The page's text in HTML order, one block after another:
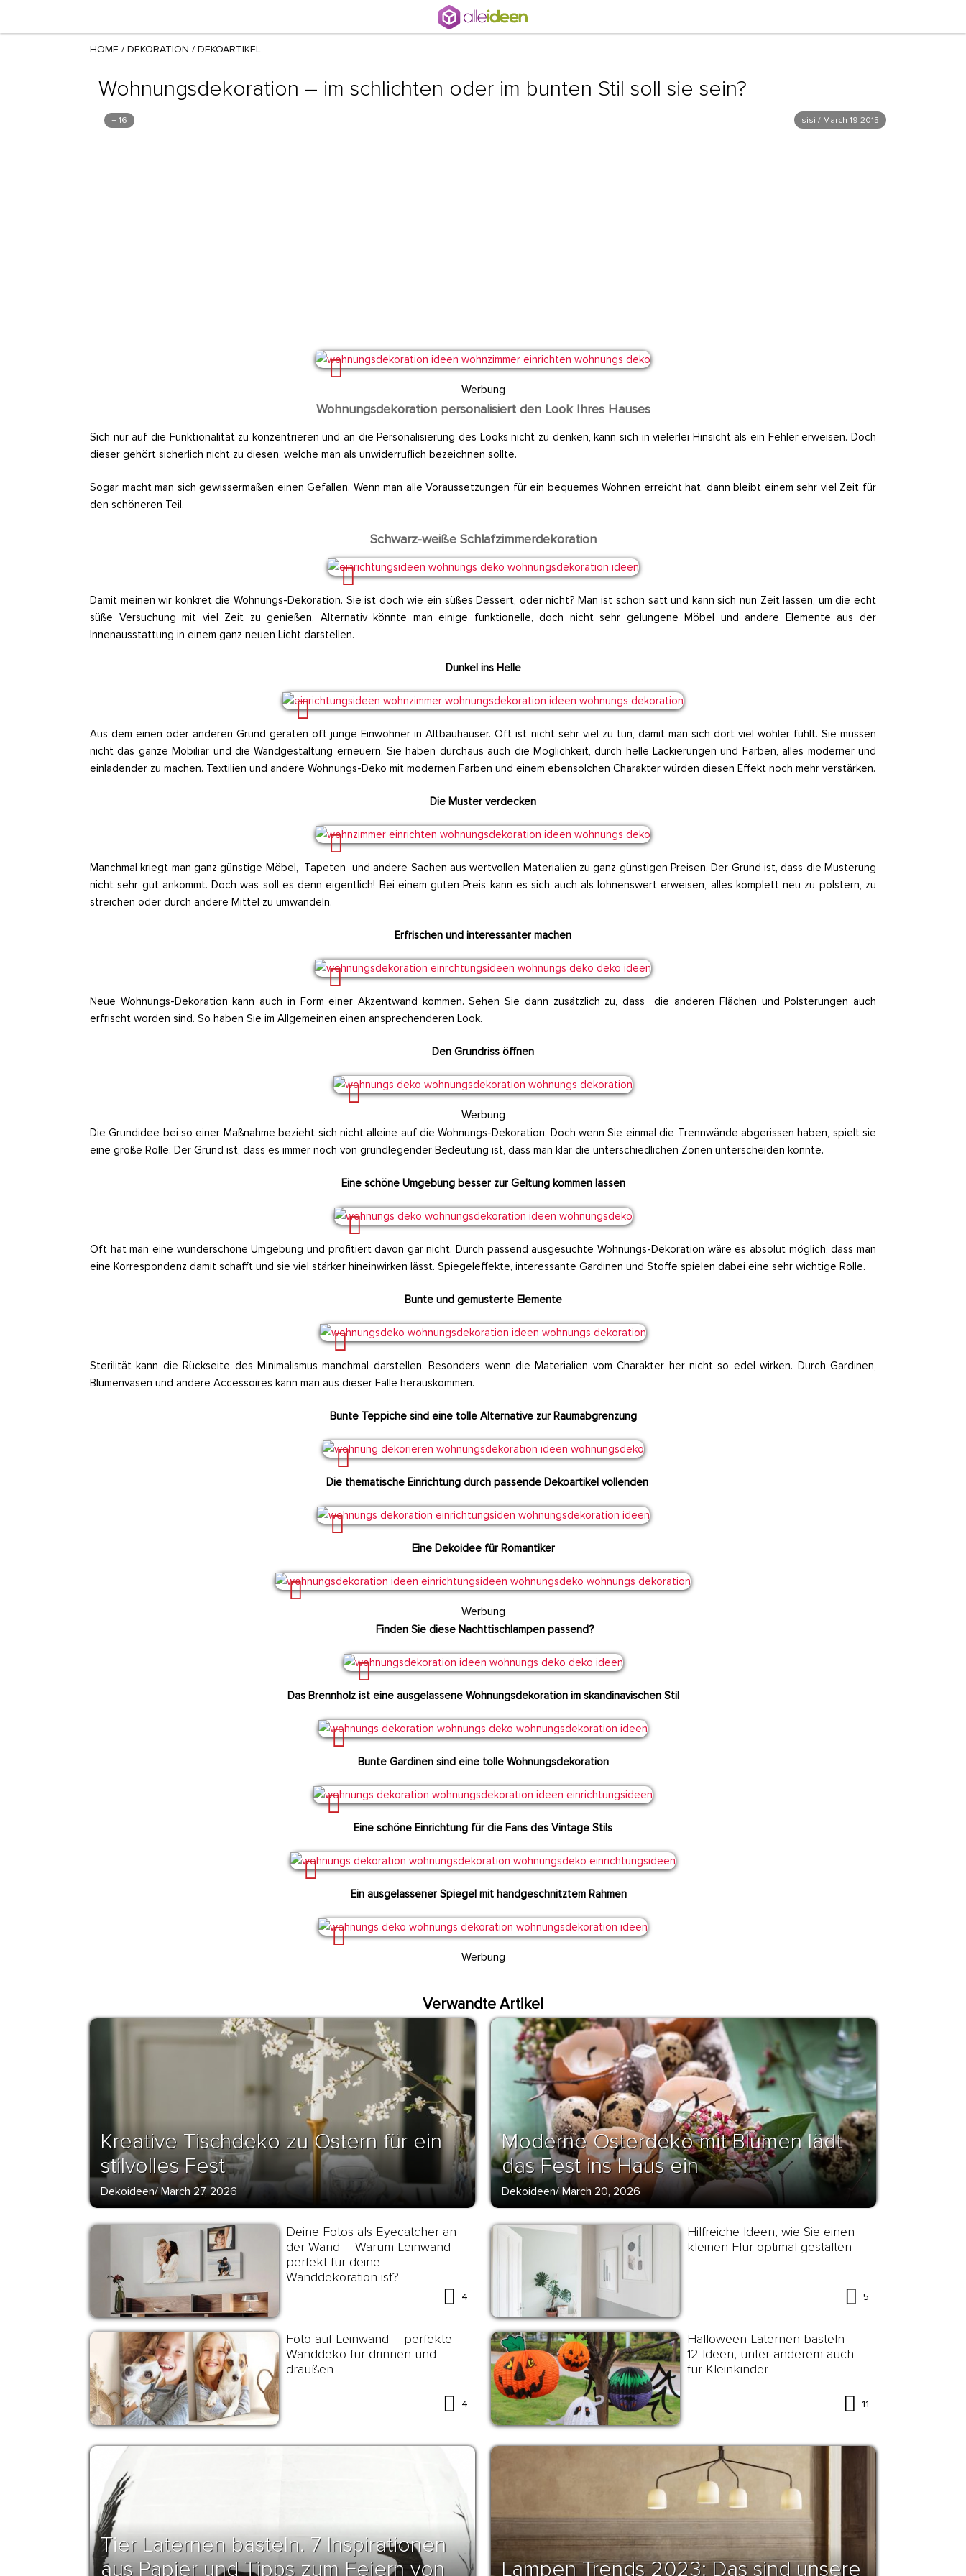
HOME / DEKORATION / DEKOARTIKEL
Wohnungsdekoration – im schlichten oder im bunten Stil soll sie sein?
+ 16 sisi / March 19 2015
Werbung
Wohnungsdekoration personalisiert den Look Ihres Hauses
Sich nur auf die Funktionalität zu konzentrieren und an die Personalisierung des Looks nicht zu denken, kann sich in vielerlei Hinsicht als ein Fehler erweisen. Doch
dieser gehört sicherlich nicht zu diesen, welche man als unwiderruflich bezeichnen sollte.
Sogar macht man sich gewissermaßen einen Gefallen. Wenn man alle Voraussetzungen für ein bequemes Wohnen erreicht hat, dann bleibt einem sehr viel Zeit für
den schöneren Teil.
Schwarz-weiße Schlafzimmerdekoration
Damit meinen wir konkret die Wohnungs-Dekoration. Sie ist doch wie ein süßes Dessert, oder nicht? Man ist schon satt und kann sich nun Zeit lassen, um die echt
süße Versuchung mit viel Zeit zu genießen. Alternativ könnte man einige funktionelle, doch nicht sehr gelungene Möbel und andere Elemente aus der
Innenausstattung in einem ganz neuen Licht darstellen.
Dunkel ins Helle
Aus dem einen oder anderen Grund geraten oft junge Einwohner in Altbauhäuser. Oft ist nicht sehr viel zu tun, damit man sich dort viel wohler fühlt. Sie müssen
nicht das ganze Mobiliar und die Wandgestaltung erneuern. Sie haben durchaus auch die Möglichkeit, durch helle Lackierungen und Farben, alles moderner und
einladender zu machen. Textilien und andere Wohnungs-Deko mit modernen Farben und einem ebensolchen Charakter würden diesen Effekt noch mehr verstärken.
Die Muster verdecken
Manchmal kriegt man ganz günstige Möbel, Tapeten und andere Sachen aus wertvollen Materialien zu ganz günstigen Preisen. Der Grund ist, dass die Musterung
nicht sehr gut ankommt. Doch was soll es denn eigentlich! Bei einem guten Preis kann es sich auch als lohnenswert erweisen, alles komplett neu zu polstern, zu
streichen oder durch andere Mittel zu umwandeln.
Erfrischen und interessanter machen
Neue Wohnungs-Dekoration kann auch in Form einer Akzentwand kommen. Sehen Sie dann zusätzlich zu, dass die anderen Flächen und Polsterungen auch
erfrischt worden sind. So haben Sie im Allgemeinen einen ansprechenderen Look.
Den Grundriss öffnen
Werbung
Die Grundidee bei so einer Maßnahme bezieht sich nicht alleine auf die Wohnungs-Dekoration. Doch wenn Sie einmal die Trennwände abgerissen haben, spielt sie
eine große Rolle. Der Grund ist, dass es immer noch von grundlegender Bedeutung ist, dass man klar die unterschiedlichen Zonen unterscheiden könnte.
Eine schöne Umgebung besser zur Geltung kommen lassen
Oft hat man eine wunderschöne Umgebung und profitiert davon gar nicht. Durch passend ausgesuchte Wohnungs-Dekoration wäre es absolut möglich, dass man
eine Korrespondenz damit schafft und sie viel stärker hineinwirken lässt. Spiegeleffekte, interessante Gardinen und Stoffe spielen dabei eine sehr wichtige Rolle.
Bunte und gemusterte Elemente
Sterilität kann die Rückseite des Minimalismus manchmal darstellen. Besonders wenn die Materialien vom Charakter her nicht so edel wirken. Durch Gardinen,
Blumenvasen und andere Accessoires kann man aus dieser Falle herauskommen.
Bunte Teppiche sind eine tolle Alternative zur Raumabgrenzung
Die thematische Einrichtung durch passende Dekoartikel vollenden
Eine Dekoidee für Romantiker
Werbung
Finden Sie diese Nachttischlampen passend?
Das Brennholz ist eine ausgelassene Wohnungsdekoration im skandinavischen Stil
Bunte Gardinen sind eine tolle Wohnungsdekoration
Eine schöne Einrichtung für die Fans des Vintage Stils
Ein ausgelassener Spiegel mit handgeschnitztem Rahmen
Werbung
Verwandte Artikel
Kreative Tischdeko zu Ostern für ein
stilvolles Fest
Dekoideen/March 27, 2026
Moderne Osterdeko mit Blumen lädt
das Fest ins Haus ein
Dekoideen/March 20, 2026
Deine Fotos als Eyecatcher an
der Wand – Warum Leinwand
perfekt für deine
Wanddekoration ist?
4
Hilfreiche Ideen, wie Sie einen
kleinen Flur optimal gestalten
5
Foto auf Leinwand – perfekte
Wanddeko für drinnen und
draußen
4
Halloween-Laternen basteln –
12 Ideen, unter anderem auch
für Kleinkinder
11
Tier Laternen basteln. 7 Inspirationen
aus Papier und Tipps zum Feiern von
Lampen Trends 2023: Das sind unsere